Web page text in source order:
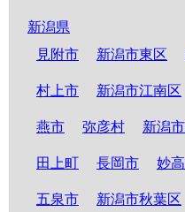
新潟県
見附市
新潟市東区
村上市 新潟市江南区
燕市 弥彦村 新潟
田上町 長岡市 妙
五泉市 新潟市秋葉区